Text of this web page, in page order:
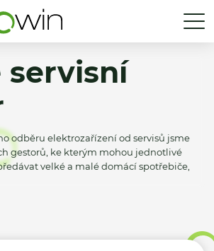
servisní
odběru elektrozařízení od servisů jsme
gestorů, ke kterým mohou jednotlivé
velké a malé domácí spotřebiče,